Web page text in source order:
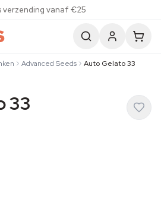
verzending vanaf €25
Advanced Seeds Auto Gelato 33
33